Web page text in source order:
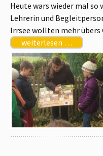
Heute wars wieder mal
Lehrerin und
Irrsee wollten mehr übers
weiterlesen …